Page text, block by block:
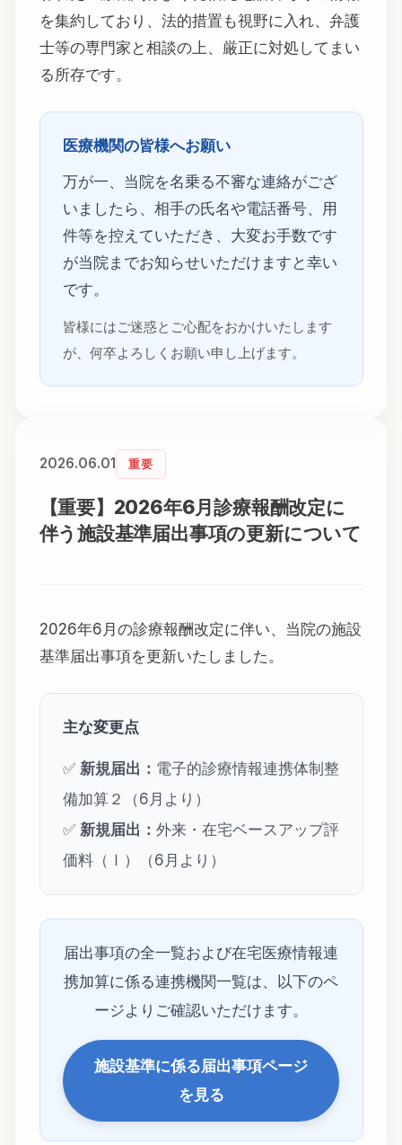
を集約しており、法的措置も視野に入れ、弁護
士等の専門家と相談の上、厳正に対処してまい
る所存です。
医療機関の皆様へお願い
万が一、当院を名乗る不審な連絡がござ
いましたら、相手の氏名や電話番号、用
件等を控えていただき、大変お手数です
が当院までお知らせいただけますと幸い
です。
皆様にはご迷惑とご心配をおかけいたします
が、何卒よろしくお願い申し上げます。
2026.06.01 重要
【重要】2026年6月診療報酬改定に
伴う施設基準届出事項の更新について
2026年6月の診療報酬改定に伴い、当院の施設
基準届出事項を更新いたしました。
主な変更点
✅ 新規届出： 電子的診療情報連携体制整
備加算２（6月より）
✅ 新規届出： 外来・在宅ベースアップ評
価料（Ⅰ）（6月より）
届出事項の全一覧および在宅医療情報連
携加算に係る連携機関一覧は、以下のペ
ージよりご確認いただけます。
施設基準に係る届出事項ページ
を見る